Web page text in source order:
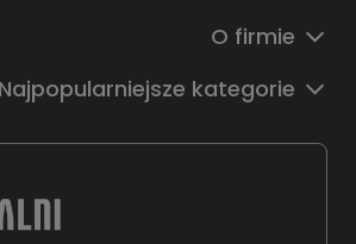
O firmie
Najpopularniejsze kategorie